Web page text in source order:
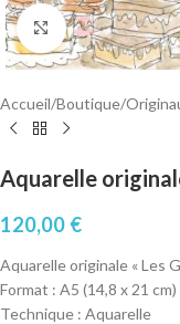
Cliquez pour
Accueil/Boutique/
Aquarelle
120,00 €
Aquarelle originale « Les
Format : A5 (14,8 x 21 cm)
Technique : Aquarelle